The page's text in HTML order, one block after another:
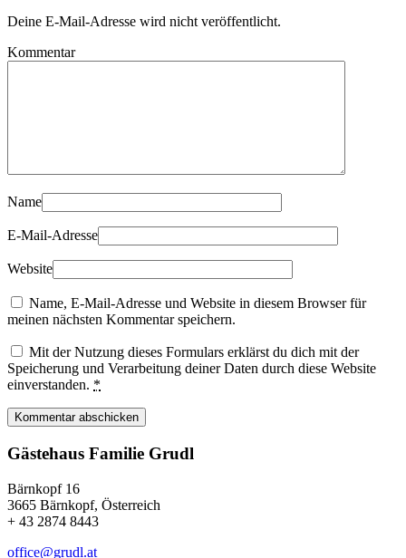
Deine E-Mail-Adresse wird nicht veröffentlicht.
Kommentar
Name
E-Mail-Adresse
Website
Name, E-Mail-Adresse und Website in diesem Browser für
meinen nächsten Kommentar speichern.
Mit der Nutzung dieses Formulars erklärst du dich mit der
Speicherung und Verarbeitung deiner Daten durch diese Website
einverstanden. *
Kommentar abschicken
Gästehaus Familie Grudl
Bärnkopf 16
3665 Bärnkopf, Österreich
+ 43 2874 8443
office@grudl.at